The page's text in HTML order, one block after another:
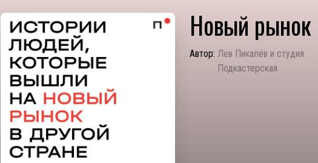
Новый рынок
Автор: Лев Пикалёв и студия
Подкастерская